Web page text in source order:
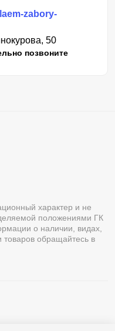
zabory-
50
позвоните
характер и не
положениями ГК
о наличии, видах,
товаров обращайтесь в